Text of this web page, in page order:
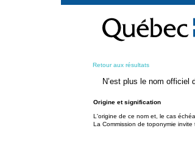
contenu
Retour aux résultats
N’est plus le nom officiel
Origine et signification
L'origine de ce nom et, le cas
La Commission de toponymie